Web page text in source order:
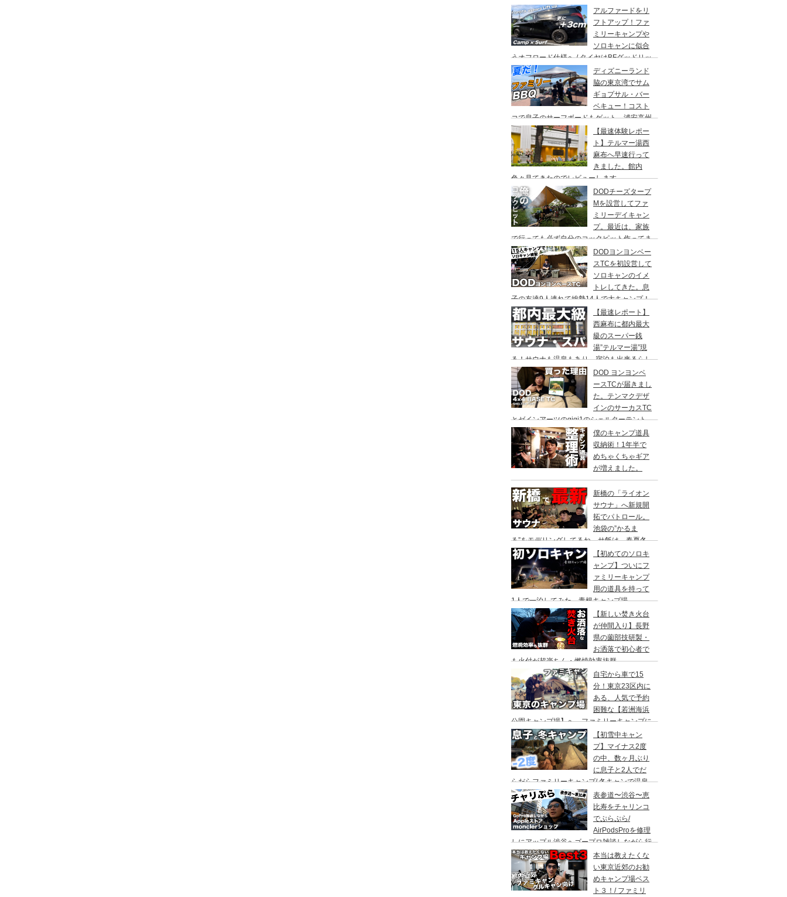
市・青根キャンプ場。
アルファードをリ
フトアップ！ファ
ミリーキャンプや
ソロキャンに似合
うオフロード仕様へ / タイヤはBFグッドリッ
チのオールテレーンTA。ホイールはデルタ
フォースのオーバル。アップサスはエスペリ
ア。
ディズニーランド
脇の東京湾でサム
ギョプサル・バー
ベキュー！コスト
コで息子のサーフボードもゲット、浦安高州
海浜公園、コールマンワンタッチタープ、フ
ァミリーキャンプ、BBQ
【最速体験レポー
ト】テルマー湯西
麻布へ早速行って
きました。館内
色々見てきたのでレビューします。
DODチーズタープ
Mを設営してファ
ミリーデイキャン
プ。最近は、家族
で行っても必ず自分のコックピット作ってま
す♪
DODヨンヨンベー
スTCを初設営して
ソロキャンのイメ
トレしてきた。息
子の友達9人連れて総勢14人で大キャンプ！
めちゃくちゃ疲れたぞ。
【最速レポート】
西麻布に都内最大
級のスーパー銭
湯”テルマー湯”現
る！サウナも温泉もあり、宿泊も出来るらし
い♪
DOD ヨンヨンベ
ースTCが届きまし
た。テンマクデザ
インのサーカスTC
とゼインアーツのgigi1のシェルターテント
と比較検討をし、購入に至った理由。
僕のキャンプ道具
収納術！1年半で
めちゃくちゃギア
が増えました。
新橋の「ライオン
サウナ」へ新規開
拓でパトロール。
池袋の”かるま
る”をモデリングしてるね。サ飯は、春夏冬
にて。
【初めてのソロキ
ャンプ】ついにフ
ァミリーキャンプ
用の道具を持って
1人で一泊してみた。青根キャンプ場
【新しい焚き火台
が仲間入り】長野
県の薗部技研製・
お洒落で初心者で
も火付が超楽ちん・燃焼効率抜群
自宅から車で15
分！東京23区内に
ある、人気で予約
困難な【若洲海浜
公園キャンプ場】へ、ファミリーキャンプに
行ってきた。冬キャンプもキャンプギアを上
手に使えば暖かくて楽しい♪
【初雪中キャン
プ】マイナス2度
の中、数ヶ月ぶり
に息子と2人でだ
らだらファミリーキャンプ/ 冬キャンで温泉
入って焚き火して超絶楽しかった。大野路キ
ャンプ場は結構いいかも
表参道〜渋谷〜恵
比寿をチャリンコ
でぷらぷら/
AirPodsProを修理
しにアップル渋谷へゴープロ雑談しながら行
ってきます。モンクレールの新型ショップも
行ってみました。
本当は教えたくな
い東京近郊のお勧
めキャンプ場ベス
ト３！/ ファミリ